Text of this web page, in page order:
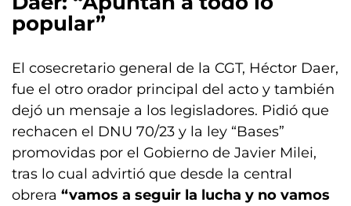
popular”
El cosecretario general de la CGT, Héctor Daer,
fue el otro orador principal del acto y también
dejó un mensaje a los legisladores. Pidió que
rechacen el DNU 70/23 y la ley “Bases”
promovidas por el Gobierno de Javier Milei,
tras lo cual advirtió que desde la central
obrera “vamos a seguir la lucha y no vamos